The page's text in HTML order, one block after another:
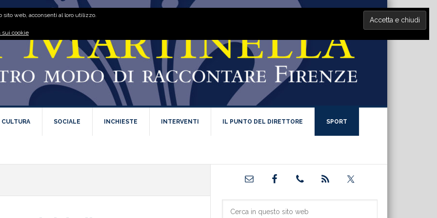
CULTURA SOCIALE INCHIESTE INTERVENTI IL PUNTO DEL DIRETTORE SPORT
Barra
primaria
web, acconsenti al loro utilizzo.
sui cookie